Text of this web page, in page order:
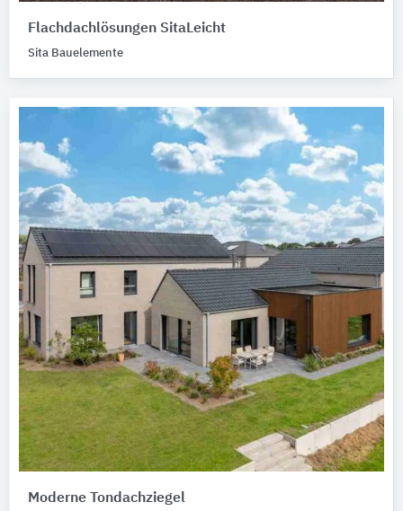
Flachdachlösungen SitaLeicht
Sita Bauelemente
Moderne Tondachziegel